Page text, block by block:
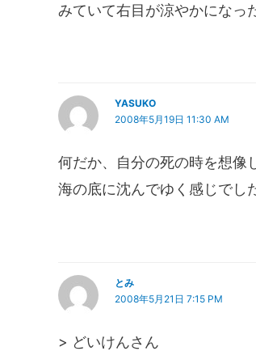
みていて右目が涼やかになっ
YASUKO
2008年5月19日 11:30 AM
何だか、自分の死の時を想像
海の底に沈んでゆく感じでし
とみ
2008年5月21日 7:15 PM
> どいけんさん